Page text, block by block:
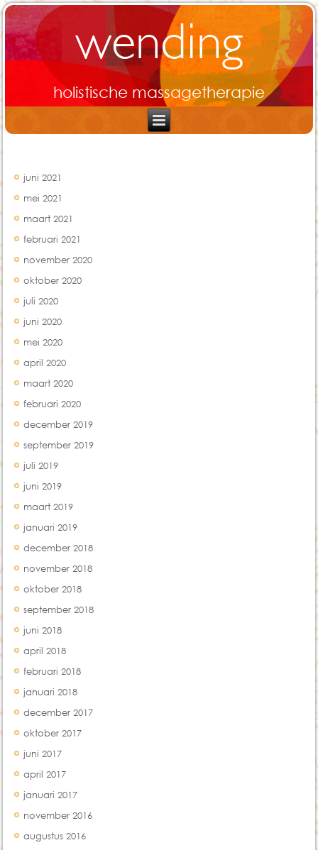
wending
holistische massagetherapie
juni 2021
mei 2021
maart 2021
februari 2021
november 2020
oktober 2020
juli 2020
juni 2020
mei 2020
april 2020
maart 2020
februari 2020
december 2019
september 2019
juli 2019
juni 2019
maart 2019
januari 2019
december 2018
november 2018
oktober 2018
september 2018
juni 2018
april 2018
februari 2018
januari 2018
december 2017
oktober 2017
juni 2017
april 2017
januari 2017
november 2016
augustus 2016